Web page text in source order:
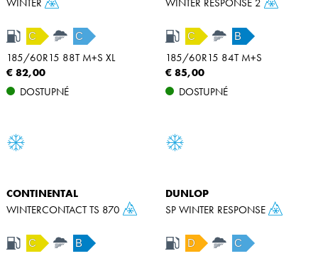
WINTER
C C
185/60R15 88T M+S XL
€ 82,00
DOSTUPNÉ
WINTER RESPONSE 2
C B
185/60R15 84T M+S
€ 85,00
DOSTUPNÉ
CONTINENTAL
WINTERCONTACT TS 870
C B
DUNLOP
SP WINTER RESPONSE
D C